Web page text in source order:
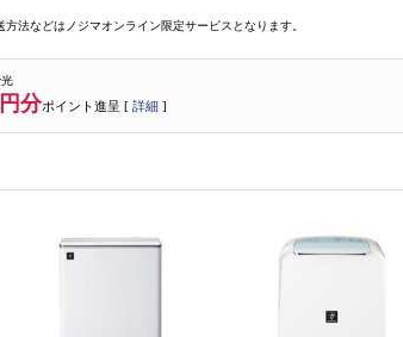
法などはノジマオンライン限定サービスとなります。
分ポイント進呈 [ 詳細 ]